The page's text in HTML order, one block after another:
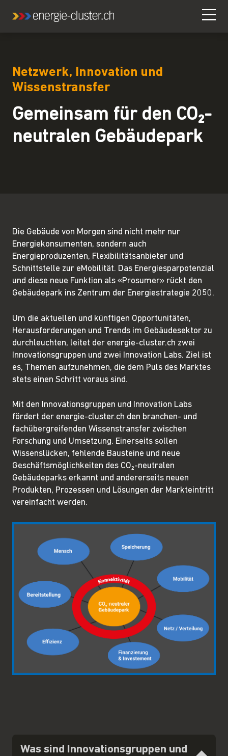
Netzwerk, Innovation und
Wissenstransfer
Gemeinsam für den CO₂-
neutralen Gebäudepark
Die Gebäude von Morgen sind nicht mehr nur
Energiekonsumenten, sondern auch
Energieproduzenten, Flexibilitätsanbieter und
Schnittstelle zur eMobilität. Das Energiesparpotenzial
und diese neue Funktion als «Prosumer» rückt den
Gebäudepark ins Zentrum der Energiestrategie 2050.
Um die aktuellen und künftigen Opportunitäten,
Herausforderungen und Trends im Gebäudesektor zu
durchleuchten, leitet der energie-cluster.ch zwei
Innovationsgruppen und zwei Innovation Labs. Ziel ist
es, Themen aufzunehmen, die dem Puls des Marktes
stets einen Schritt voraus sind.
Mit den Innovationsgruppen und Innovation Labs
fördert der energie-cluster.ch den branchen- und
fachübergreifenden Wissenstransfer zwischen
Forschung und Umsetzung. Einerseits sollen
Wissenslücken, fehlende Bausteine und neue
Geschäftsmöglichkeiten des CO₂-neutralen
Gebäudeparks erkannt und andererseits neuen
Produkten, Prozessen und Lösungen der Markteintritt
vereinfacht werden.
Was sind Innovationsgruppen und